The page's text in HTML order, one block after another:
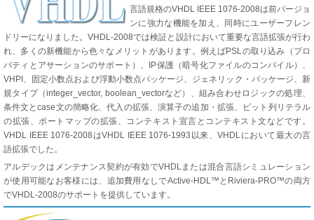
言語規格のVHDL IEEE 1076-2008は前バージョ
ンに強力な機能を加え、同時にユーザーフレン
ドリーになりました。VHDL-2008では検証と設計において重要な言語拡張が行わ
れ、多くの新機能から色々なメリットがあります。例えばPSLの取り込み（プロ
パティとアサーションのサポート）、IP保護（暗号化ファイルのコンパイル）、
VHPI、固定小数点および浮動小数点パッケージ、ジェネリック・パッケージ、新
規タイプ（integer_vector, boolean_vectorなど）、組み合わせロジックの処理、
条件文とcase文の簡略化、代入の拡張、演算子の追加・拡張、ビット列リテラル
の拡張、ポートマップの拡張、コンテキスト宣言とコンテキスト文などです。
VHDL IEEE 1076-2008はVHDL IEEE 1076-1993以来、VHDLにおいて最大の言
語拡張でした。
アルデックはメンテナンス契約が有効でVHDLまたは混合言語シミュレーション
が使用可能なお客様には、追加費用なしでActive-HDL™とRiviera-PRO™の両方
でVHDL-2008のサポートを提供しています。